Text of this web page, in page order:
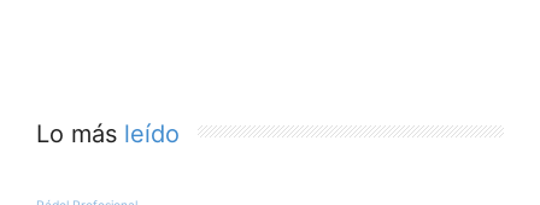
Lo más leído